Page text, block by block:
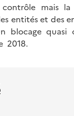
mais
entités et des
quasi
2018.